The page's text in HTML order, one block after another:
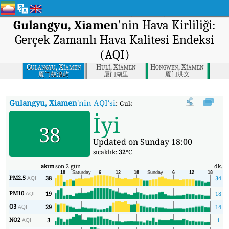
Gulangyu, Xiamen'nin Hava Kirliliği:
Gerçek Zamanlı Hava Kalitesi Endeksi
(AQI)
Gulangyu, Xiamen
厦门鼓浪屿
Huli, Xiamen
厦门湖里
Hongwen, Xiamen
厦门洪文
Gulangyu, Xiamen'nin AQI'si:Gulangyu, Xiamen'nin Gerçek
38 İyi
Updated on Sunday 18:00
sıcaklık:32°C
akımson 2 gün dk.
PM2.5AQI 38 34
PM10AQI 19 18
O3AQI 29 14
NO2AQI 3 1